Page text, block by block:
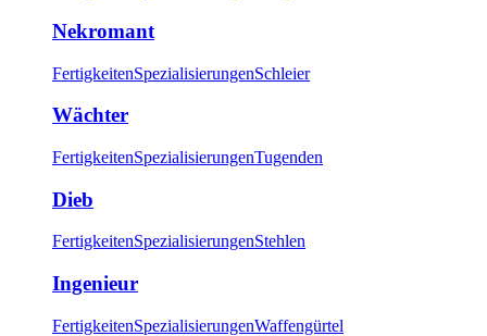
Nekromant
FertigkeitenSpezialisierungenSchleier
Wächter
FertigkeitenSpezialisierungenTugenden
Dieb
FertigkeitenSpezialisierungenStehlen
Ingenieur
FertigkeitenSpezialisierungenWaffengürtel